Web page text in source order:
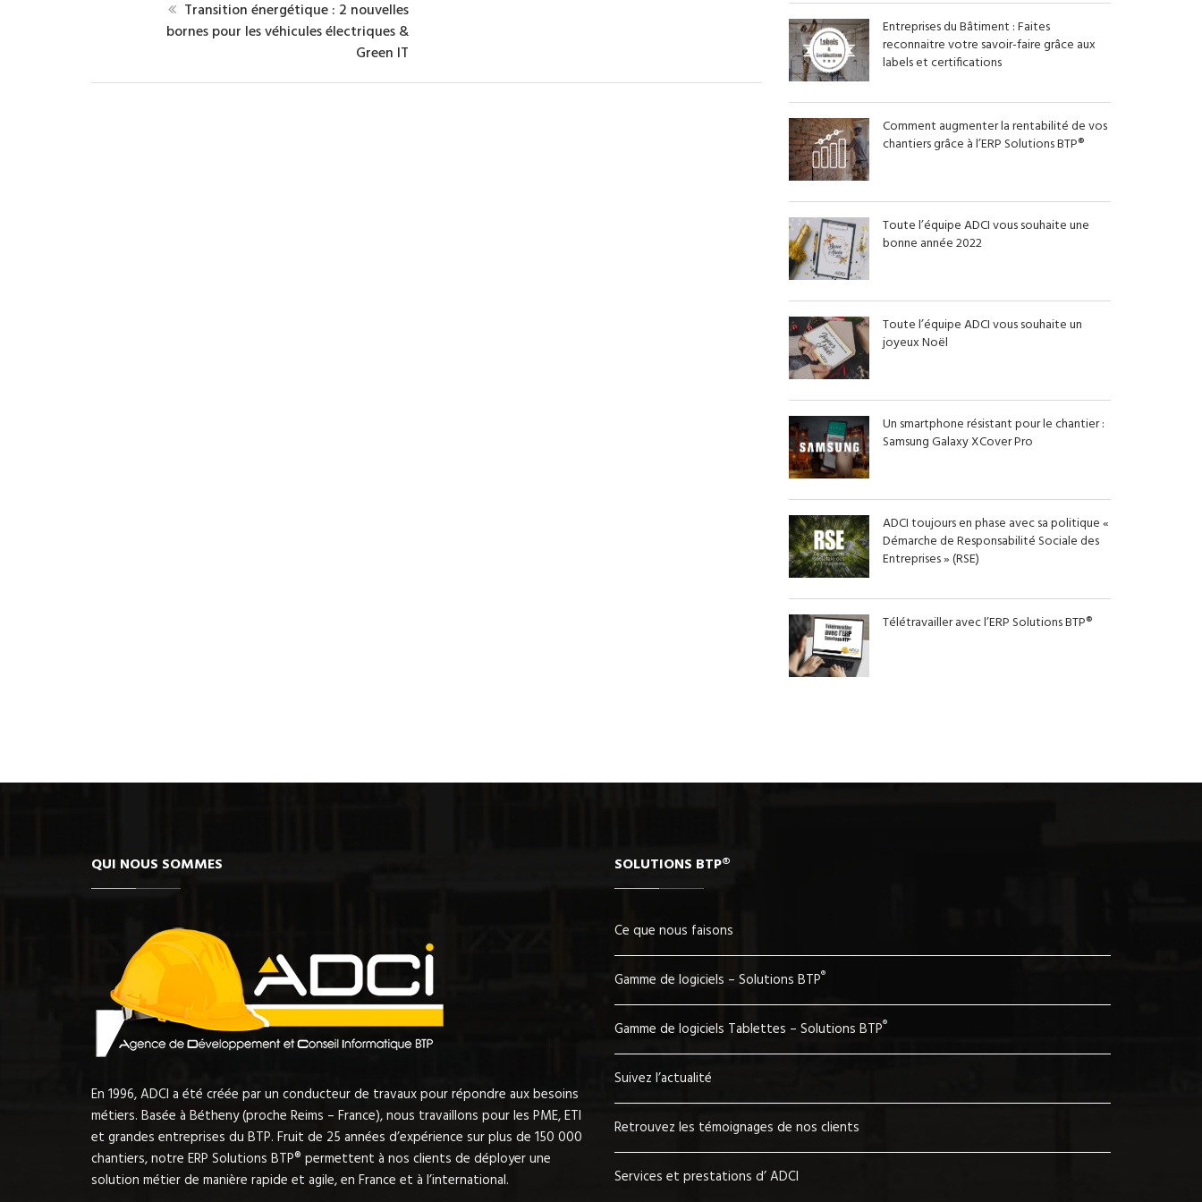
Transition énergétique : 2 nouvelles
bornes pour les véhicules électriques &
Green IT
Entreprises du Bâtiment : Faites
reconnaitre votre savoir-faire grâce aux
labels et certifications
Comment augmenter la rentabilité de vos
chantiers grâce à l’ERP Solutions BTP®
Toute l’équipe ADCI vous souhaite une
bonne année 2022
Toute l’équipe ADCI vous souhaite un
joyeux Noël
Un smartphone résistant pour le chantier :
Samsung Galaxy XCover Pro
ADCI toujours en phase avec sa politique «
Démarche de Responsabilité Sociale des
Entreprises » (RSE)
Télétravailler avec l’ERP Solutions BTP®
QUI NOUS SOMMES
En 1996, ADCI a été créée par un conducteur de travaux pour répondre aux besoins
métiers. Basée à Bétheny (proche Reims – France), nous travaillons pour les PME, ETI
et grandes entreprises du BTP. Fruit de 25 années d’expérience sur plus de 150 000
chantiers, notre ERP Solutions BTP® permettent à nos clients de déployer une
solution métier de manière rapide et agile, en France et à l’international.
SOLUTIONS BTP®
Ce que nous faisons
Gamme de logiciels – Solutions BTP®
Gamme de logiciels Tablettes – Solutions BTP®
Suivez l’actualité
Retrouvez les témoignages de nos clients
Services et prestations d’ ADCI